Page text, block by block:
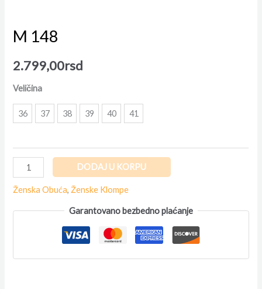
M 148
2.799,00rsd
Veličina
36 37 38 39 40 41
DODAJ U KORPU
Ženska Obuća, Ženske Klompe
Garantovano bezbedno plaćanje